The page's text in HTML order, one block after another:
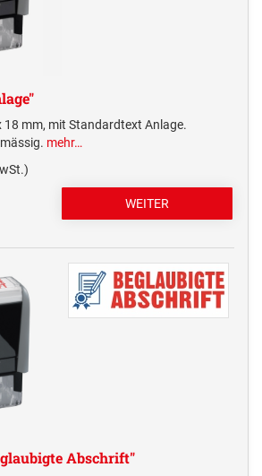
18 mm, mit Standardtext Anlage.
mehr…
Abschrift"